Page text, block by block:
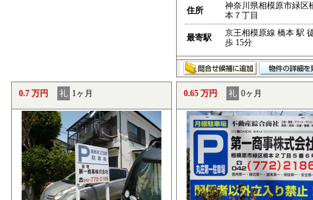
住所
神奈川県相模原市緑区
本７丁目
最寄駅
京王相模原線 橋本 駅
歩 15分
0.7 万円 礼 1ヶ月 0.65 万円 礼 0ヶ月